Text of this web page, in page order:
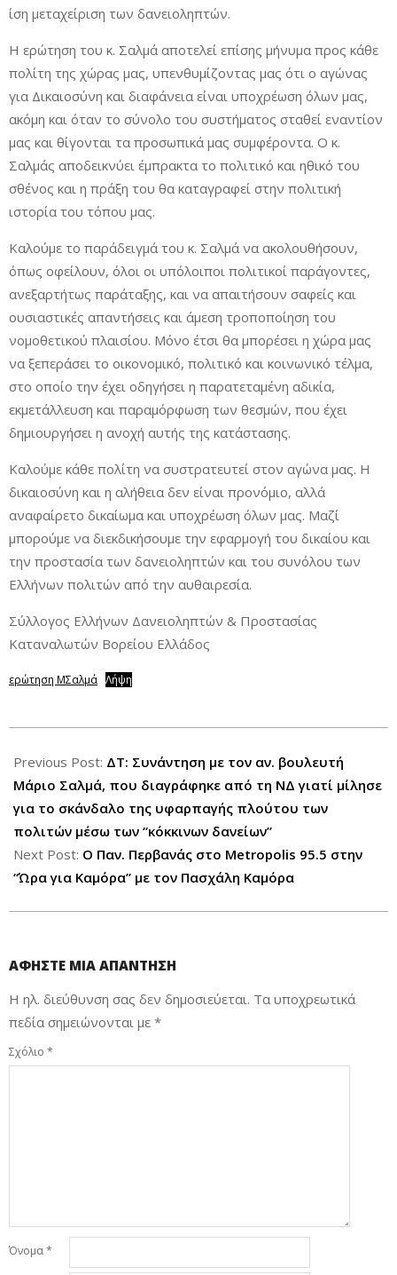
ίση μεταχείριση των δανειοληπτών.
Η ερώτηση του κ. Σαλμά αποτελεί επίσης μήνυμα προς κάθε
πολίτη της χώρας μας, υπενθυμίζοντας μας ότι ο αγώνας
για Δικαιοσύνη και διαφάνεια είναι υποχρέωση όλων μας,
ακόμη και όταν το σύνολο του συστήματος σταθεί εναντίον
μας και θίγονται τα προσωπικά μας συμφέροντα. Ο κ.
Σαλμάς αποδεικνύει έμπρακτα το πολιτικό και ηθικό του
σθένος και η πράξη του θα καταγραφεί στην πολιτική
ιστορία του τόπου μας.
Καλούμε το παράδειγμά του κ. Σαλμά να ακολουθήσουν,
όπως οφείλουν, όλοι οι υπόλοιποι πολιτικοί παράγοντες,
ανεξαρτήτως παράταξης, και να απαιτήσουν σαφείς και
ουσιαστικές απαντήσεις και άμεση τροποποίηση του
νομοθετικού πλαισίου. Μόνο έτσι θα μπορέσει η χώρα μας
να ξεπεράσει το οικονομικό, πολιτικό και κοινωνικό τέλμα,
στο οποίο την έχει οδηγήσει η παρατεταμένη αδικία,
εκμετάλλευση και παραμόρφωση των θεσμών, που έχει
δημιουργήσει η ανοχή αυτής της κατάστασης.
Καλούμε κάθε πολίτη να συστρατευτεί στον αγώνα μας. Η
δικαιοσύνη και η αλήθεια δεν είναι προνόμιο, αλλά
αναφαίρετο δικαίωμα και υποχρέωση όλων μας. Μαζί
μπορούμε να διεκδικήσουμε την εφαρμογή του δικαίου και
την προστασία των δανειοληπτών και του συνόλου των
Ελλήνων πολιτών από την αυθαιρεσία.
Σύλλογος Ελλήνων Δανειοληπτών & Προστασίας
Καταναλωτών Βορείου Ελλάδος
ερώτηση ΜΣαλμά Λήψη
11-
21
Previous Post: ΔΤ: Συνάντηση με τον αν. βουλευτή
Μάριο Σαλμά, που διαγράφηκε από τη ΝΔ γιατί μίλησε
για το σκάνδαλο της υφαρπαγής πλούτου των
πολιτών μέσω των “κόκκινων δανείων”
Next Post: O Παν. Περβανάς στο Metropolis 95.5 στην
“Ώρα για Καμόρα” με τον Πασχάλη Καμόρα
ΑΦΉΣΤΕ ΜΙΑ ΑΠΆΝΤΗΣΗ
Η ηλ. διεύθυνση σας δεν δημοσιεύεται. Τα υποχρεωτικά
πεδία σημειώνονται με *
Σχόλιο *
Όνομα*